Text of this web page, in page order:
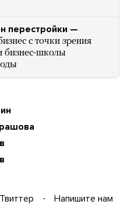
перестройки —
с точки зрения
бизнес-школы
Твиттер Напишите нам